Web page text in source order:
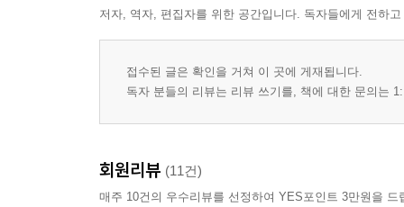
저자, 역자, 편집자를 위한 공간입니다. 독자들에게 전하
접수된 글은 확인을 거쳐 이 곳에 게재됩니다.
독자 분들의 리뷰는 리뷰 쓰기를, 책에 대한 문의는
회원리뷰 (11건)
매주 10건의 우수리뷰를 선정하여 YES포인트 3만원을 드